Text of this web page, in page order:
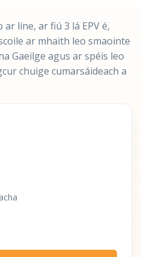
líne, ar fiú 3 lá EPV é,
ar mhaith leo smaointe
Gaeilge agus ar spéis leo
chuige cumarsáideach a